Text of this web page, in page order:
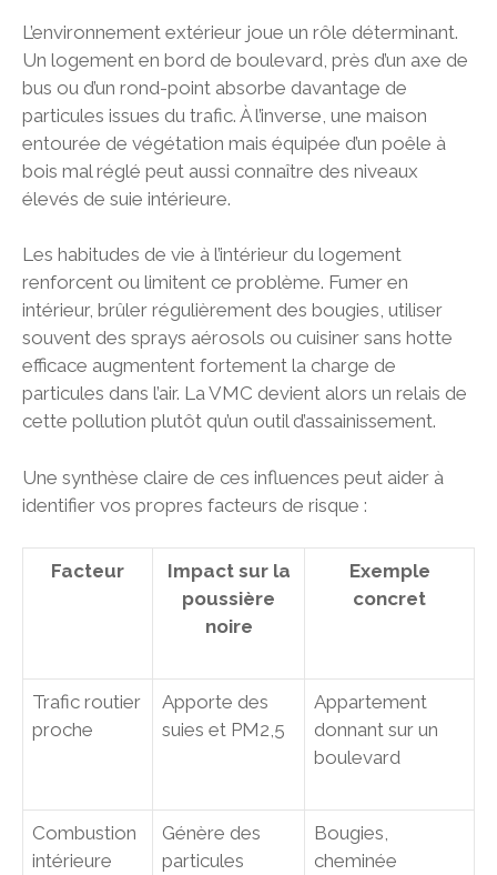
L’environnement extérieur joue un rôle déterminant.
Un logement en bord de boulevard, près d’un axe de
bus ou d’un rond-point absorbe davantage de
particules issues du trafic. À l’inverse, une maison
entourée de végétation mais équipée d’un poêle à
bois mal réglé peut aussi connaître des niveaux
élevés de suie intérieure.
Les habitudes de vie à l’intérieur du logement
renforcent ou limitent ce problème. Fumer en
intérieur, brûler régulièrement des bougies, utiliser
souvent des sprays aérosols ou cuisiner sans hotte
efficace augmentent fortement la charge de
particules dans l’air. La VMC devient alors un relais de
cette pollution plutôt qu’un outil d’assainissement.
Une synthèse claire de ces influences peut aider à
identifier vos propres facteurs de risque :
Facteur
Impact sur la
poussière
noire
Exemple
concret
Trafic routier
proche
Apporte des
suies et PM2,5
Appartement
donnant sur un
boulevard
Combustion
intérieure
Génère des
particules
Bougies,
cheminée